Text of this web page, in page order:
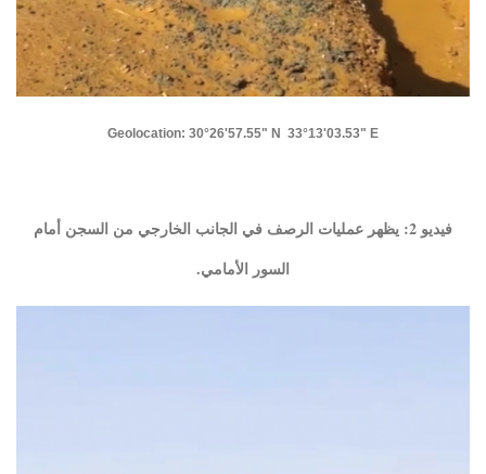
Geolocation: 30°26'57.55" N 33°13'03.53" E
فيديو 2: يظهر عمليات الرصف في الجانب الخارجي من السجن أمام
السور الأمامي.​​​​​​​